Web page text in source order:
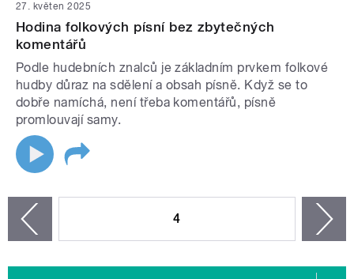
27. květen 2025
Hodina folkových písní bez zbytečných
komentářů
Podle hudebních znalců je základním prvkem folkové
hudby důraz na sdělení a obsah písně. Když se to
dobře namíchá, není třeba komentářů, písně
promlouvají samy.
4